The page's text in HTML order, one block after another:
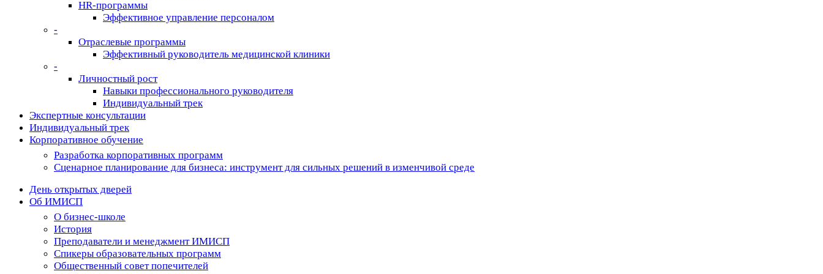
HR-программы
Эффективное управление персоналом
-
Отраслевые программы
Эффективный руководитель медицинской клиники
-
Личностный рост
Навыки профессионального руководителя
Индивидуальный трек
Экспертные консультации
Индивидуальный трек
Корпоративное обучение
Разработка корпоративных программ
Сценарное планирование для бизнеса: инструмент для сильных решений в изменчивой среде
День открытых дверей
Об ИМИСП
О бизнес-школе
История
Преподаватели и менеджмент ИМИСП
Спикеры образовательных программ
Общественный совет попечителей